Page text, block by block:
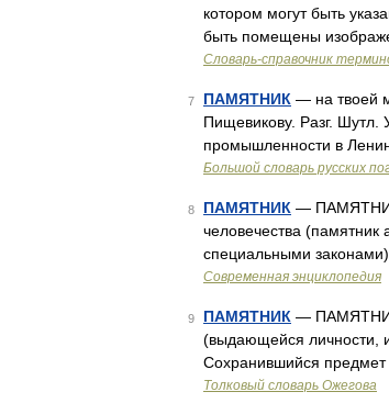
котором могут быть
быть помещены
Словарь-справочник
7 ПАМЯТНИК — на твоей
Пищевикову. Разг. Шутл.
промышленности в
Большой словарь русских
8 ПАМЯТНИК — ПАМЯТНИК,
человечества (памятник
специальными
Современная энциклопедия
9 ПАМЯТНИК — ПАМЯТНИК,
(выдающейся личности,
Сохранившийся предмет
Толковый словарь Ожегова